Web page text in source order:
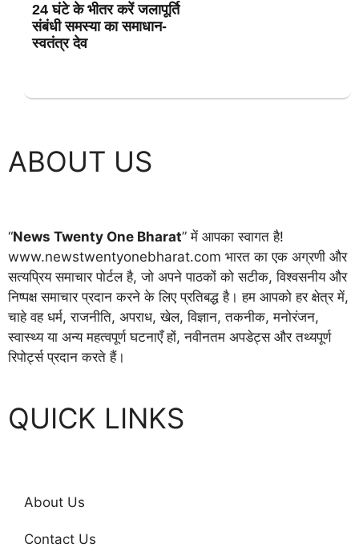
24 घंटे के भीतर करें जलापूर्ति
संबंधी समस्या का समाधान-
स्वतंत्र देव
ABOUT US
“News Twenty One Bharat” में आपका स्वागत है!
www.newstwentyonebharat.com भारत का एक अग्रणी और
सत्यप्रिय समाचार पोर्टल है, जो अपने पाठकों को सटीक, विश्वसनीय और
निष्पक्ष समाचार प्रदान करने के लिए प्रतिबद्ध है। हम आपको हर क्षेत्र में,
चाहे वह धर्म, राजनीति, अपराध, खेल, विज्ञान, तकनीक, मनोरंजन,
स्वास्थ्य या अन्य महत्वपूर्ण घटनाएँ हों, नवीनतम अपडेट्स और तथ्यपूर्ण
रिपोर्ट्स प्रदान करते हैं।
QUICK LINKS
About Us
Contact Us